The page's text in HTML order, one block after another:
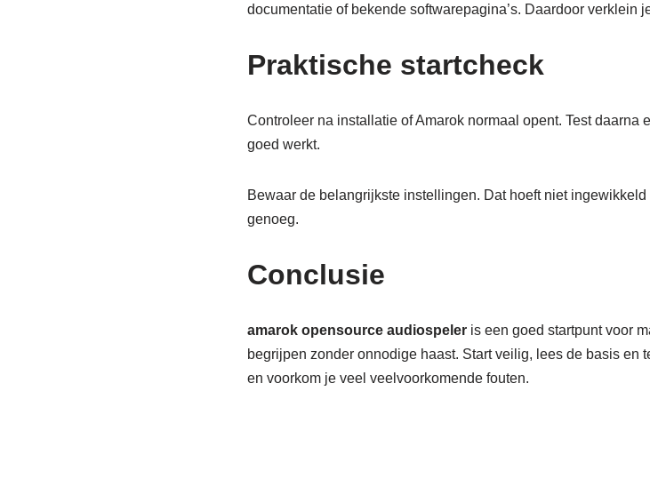
documentatie of bekende softwarepagina’s. Daardoor verklein
Praktische startcheck
Controleer na installatie of Amarok normaal opent. Test daarna
goed werkt.
Bewaar de belangrijkste instellingen. Dat hoeft niet
genoeg.
Conclusie
amarok opensource audiospeleris een goed startpunt voor
begrijpen zonder onnodige haast. Start veilig, lees de basis en
en voorkom je veel veelvoorkomende fouten.